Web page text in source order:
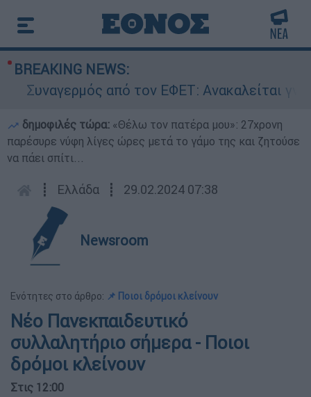
BREAKING NEWS:
Συναγερμός από τον ΕΦΕΤ: Ανακαλείται
δημοφιλές τώρα: «Θέλω τον πατέρα μου»: 27χρονη
παρέσυρε νύφη λίγες ώρες μετά το γάμο της και ζητούσε
να πάει σπίτι...
┋ Ελλάδα ┋ 29.02.2024 07:38
Newsroom
Ενότητες στο άρθρο: 📌 Ποιοι δρόμοι κλείνουν
Νέο Πανεκπαιδευτικό
συλλαλητήριο σήμερα - Ποιοι
δρόμοι κλείνουν
Στις 12:00